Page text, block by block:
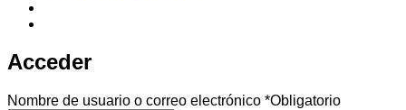
Acceder
Nombre de usuario o correo electrónico *Obligatorio